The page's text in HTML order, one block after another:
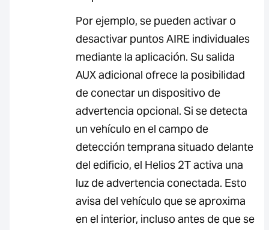
Por ejemplo, se pueden activar o
desactivar puntos AIRE individuales
mediante la aplicación. Su salida
AUX adicional ofrece la posibilidad
de conectar un dispositivo de
advertencia opcional. Si se detecta
un vehículo en el campo de
detección temprana situado delante
del edificio, el Helios 2T activa una
luz de advertencia conectada. Esto
avisa del vehículo que se aproxima
en el interior, incluso antes de que se